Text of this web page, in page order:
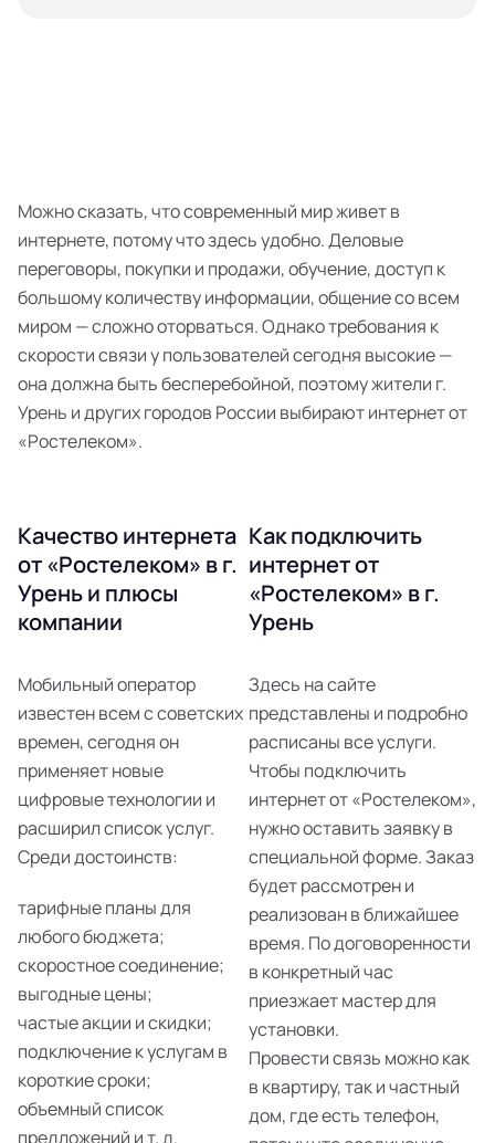
Можно сказать, что современный мир живет в
интернете, потому что здесь удобно. Деловые
переговоры, покупки и продажи, обучение, доступ к
большому количеству информации, общение со всем
миром — сложно оторваться. Однако требования к
скорости связи у пользователей сегодня высокие —
она должна быть бесперебойной, поэтому жители г.
Урень и других городов России выбирают интернет от
«Ростелеком».
Качество интернета
от «Ростелеком» в г.
Урень и плюсы
компании
Мобильный оператор
известен всем с советских
времен, сегодня он
применяет новые
цифровые технологии и
расширил список услуг.
Среди достоинств:
тарифные планы для
любого бюджета;
скоростное соединение;
выгодные цены;
частые акции и скидки;
подключение к услугам в
короткие сроки;
объемный список
предложений и т. д.
Как подключить
интернет от
«Ростелеком» в г.
Урень
Здесь на сайте
представлены и подробно
расписаны все услуги.
Чтобы подключить
интернет от «Ростелеком»,
нужно оставить заявку в
специальной форме. Заказ
будет рассмотрен и
реализован в ближайшее
время. По договоренности
в конкретный час
приезжает мастер для
установки.
Провести связь можно как
в квартиру, так и частный
дом, где есть телефон,